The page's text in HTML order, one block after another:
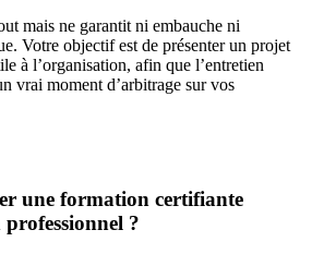
mais ne garantit ni embauche ni
Votre objectif est de présenter un projet
à l’organisation, afin que l’entretien
vrai moment d’arbitrage sur vos
une formation certifiante
?